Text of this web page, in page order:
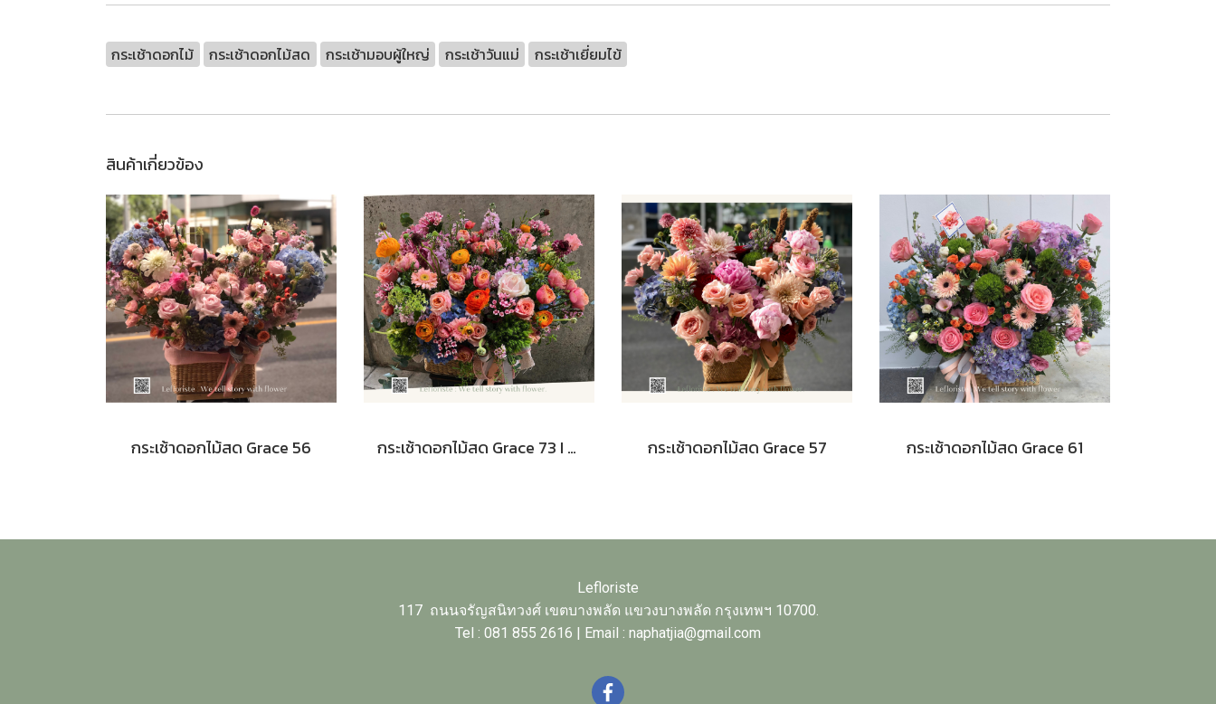
กระเช้าดอกไม้ กระเช้าดอกไม้สด กระเช้ามอบผู้ใหญ่ กระเช้าวันแม่ กระเช้าเยี่ยมไข้
สินค้าเกี่ยวข้อง
กระเช้าดอกไม้สด Grace 56 กระเช้าดอกไม้สด Grace 73 I Le Floriste กระเช้าดอกไม้สด Grace 57 กระเช้าดอกไม้สด Grace 61
Lefloriste
117 ถนนจรัญสนิทวงศ์ เขตบางพลัด แขวงบางพลัด กรุงเทพฯ 10700.
Tel : 081 855 2616 | Email : naphatjia@gmail.com